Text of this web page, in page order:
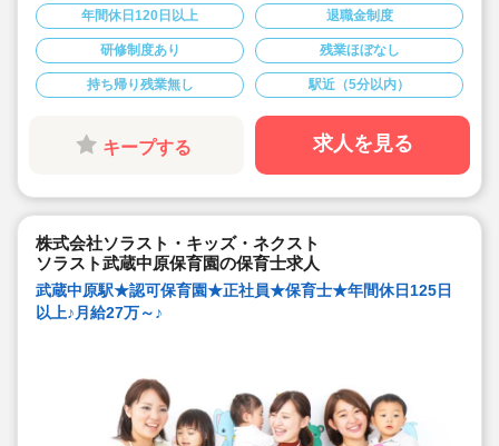
◇「武蔵小杉駅」から徒歩3分の駅チカ☆
◇定員60名の認可保育園での主任候補！保育士経験5年
以上で、ステップアップを目指す方
◇月給346,000円〜391,000円/経験加算
◇年間休日123日！有給休暇は入社2カ月後に3日、半年
後に13日付与されます♪
◇宿舎借上げ制度あり(初期費用・引っ越し代補助付き)ま
たは住宅手当支給！※世帯主
◇残業ゼロ推進 / 持ち帰り残業禁止 / 残業代は1分単位で
支給！安心の職場環境です◎
◇各種手当や休暇制度，時短勤務制度など、福利厚生充
以上実施しています！
年間休日120日以上 退職金制度
研修制度あり 残業ほぼなし
持ち帰り残業無し 駅近（5分以内）
キープする 求人を見る
株式会社ソラスト・キッズ・ネクスト
ソラスト武蔵中原保育園の保育士求人
武蔵中原駅★認可保育園★正社員★保育士★年間休日125日
以上♪月給27万～♪